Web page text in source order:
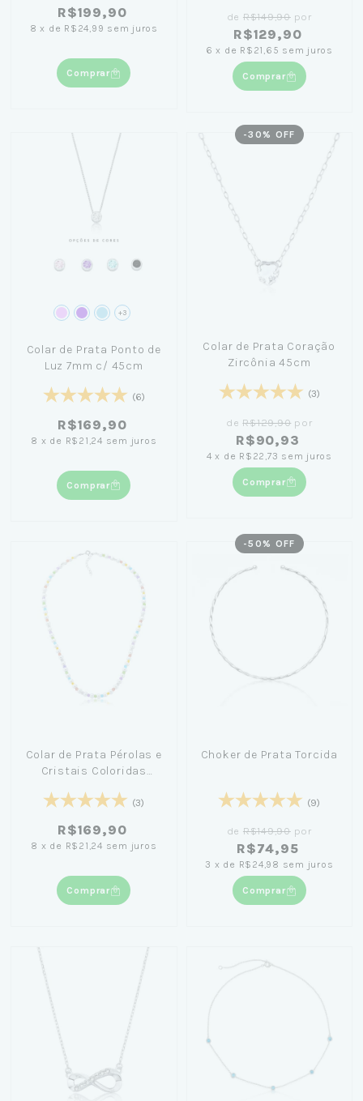
R$199,90
8 x de R$24,99 sem juros
Comprar
de R$149,90por
R$129,90
6 x de R$21,65 sem juros
Comprar
+3
Colar de Prata Ponto de
Luz 7mm c/ 45cm
(6)
R$169,90
8 x de R$21,24 sem juros
Comprar
-30 % OFF
Colar de Prata Coração
Zircônia 45cm
(3)
deR$129,90 por
R$90,93
4 x de R$22,73 sem juros
Comprar
Colar de Prata Pérolas e
Cristais Coloridas
(3)
R$169,90
8 x de R$21,24 sem juros
Comprar
-50 % OFF
Choker de Prata Torcida
(9)
de R$149,90por
R$74,95
3 x de R$24,98 sem juros
Comprar